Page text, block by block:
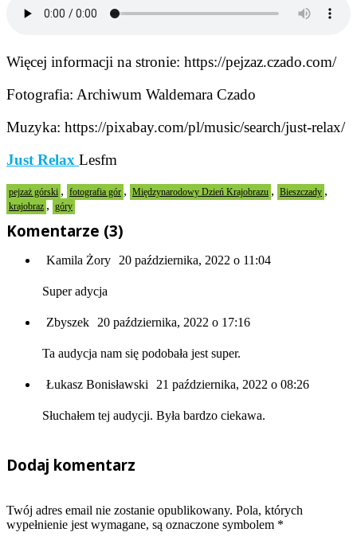
Więcej informacji na stronie: https://pejzaz.czado.com/
Fotografia: Archiwum Waldemara Czado
Muzyka: https://pixabay.com/pl/music/search/just-relax/
Just Relax Lesfm
pejzaż górski , fotografia gór , Międzynarodowy Dzień Krajobrazu , Bieszczady ,
krajobraz , góry
Komentarze (3)
Kamila Żory 20 października, 2022 o 11:04
Super adycja
Zbyszek 20 października, 2022 o 17:16
Ta audycja nam się podobała jest super.
Łukasz Bonisławski 21 października, 2022 o 08:26
Słuchałem tej audycji. Była bardzo ciekawa.
Dodaj komentarz
Twój adres email nie zostanie opublikowany. Pola, których
wypełnienie jest wymagane, są oznaczone symbolem *